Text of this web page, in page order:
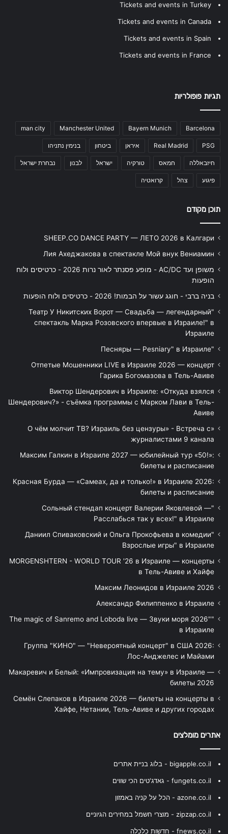
Tickets and events in Turkey
Tickets and events in Canada
Tickets and events in Spain
Tickets and events in France
תגיות פופולריות
Barcelona
Bayern Munich
Manchester United
man city
PSG
Real Madrid איראן ביטחון בנימין נתניהו
חיזבאללה חמאס טורקיה ישראל לבנון נבחרת ישראל
פיגוע צהל קרואטיה
תוכן מקודם
SHEEP.CO DANCE PARTY — ЛЕТО 2026 в Калгари
Лия Ахеджакова в спектакле Мой внук Вениамин
משופן ועד AC/DC - מופע פסנתר לאור נרות 2026 - כרטיסים ולוח
הופעות
בניה ברבי - חוגג עשור על הבמות! 2026 - כרטיסים ולוח הופעות
"Театр У Никитских Ворот — Свадьба — легендарный
спектакль Марка Розовского впервые в Израиле!" в
Израиле
"Песняры — Pesniary" в Израиле
Отпетые Мошенники LIVE в Израиле 2026 — концерт
Гарика Богомазова в Тель-Авиве
Виктор Шендерович в Израиле: «Откуда взялся
Шендерович?» - съёмка программы с Марком Лави в Тель-
Авиве
«О чём молчит ТВ? Израиль без цензуры» - Встреча с
журналистами 9 канала
Максим Галкин в Израиле 2027 — юбилейный тур «50!»:
билеты и расписание
Красная Бурда — «Самеах, да и только!» в Израиле 2026:
билеты и расписание
"Сольный стендап концерт Валерии Яковлевой —
Расслабься так у всех!" в Израиле
"Даниил Спиваковский и Ольга Прокофьева в комедии
Взрослые игры" в Израиле
MORGENSHTERN - WORLD TOUR '26 в Израиле — концерты
в Тель-Авиве и Хайфе
Максим Леонидов в Израиле 2026
Александр Филиппенко в Израиле
"The magic of Sanremo and Loboda live — Звуки моря 2026"
в Израиле
Группа "КИНО" — "Невероятный концерт" в США 2026:
Лос-Анджелес и Майами
Макаревич и Белый: «Импровизация на тему» в Израиле —
билеты 2026
Семён Слепаков в Израиле 2026 — билеты на концерты в
Хайфе, Нетании, Тель-Авиве и других городах
אתרים מומלצים
bigapple.co.il - בלוג בניית אתרים
fungets.co.il - גאדג'טים הכי שווים
azone.co.il - הכל על קניה באמזון
zipzap.co.il - מוצרי חשמל במחירים הגיוניים
fnews.co.il - חדשות כלכלה